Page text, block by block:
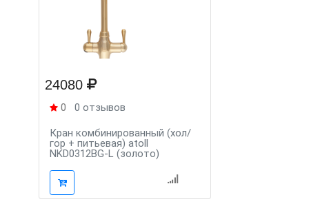
24080
0 0 отзывов
Кран комбинированный (хол/
гор + питьевая) atoll
NKD0312BG-L (золото)